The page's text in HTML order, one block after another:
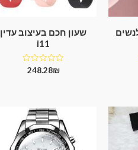
שעון חכם בעיצוב עדין
i11
דורג248.28₪